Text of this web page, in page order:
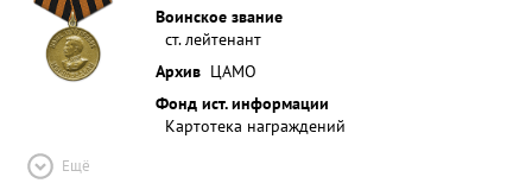
Воинское звание
ст. лейтенант
Архив ЦАМО
Фонд ист. информации
Картотека награждений
Ещё